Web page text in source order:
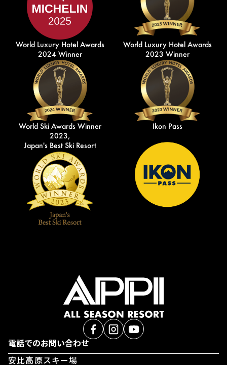
World Luxury Hotel Awards
2024 Winner
World Luxury Hotel Awards
2023 Winner
World Ski Awards Winner
2023,
Japan's Best Ski Resort
Ikon Pass
電話でのお問い合わせ
安比高原スキー場